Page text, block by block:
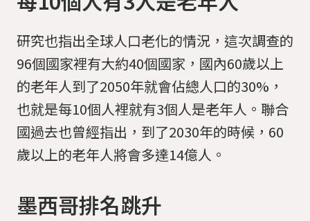
研究也指出全球人口老化的情況，這次調查的
96個國家裡有大約40個國家，國內60歲以上
的老年人到了2050年就會佔總人口的30%，
也就是每10個人裡就有3個人是老年人。聯合
國過去也曾經指出，到了2030年的時候，60
歲以上的老年人將會多達14億人。
墨西哥排名跳升